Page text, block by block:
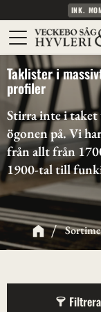
Meny
INK.
Taklister i
profiler
Stirra inte i taket
ögonen på. Vi
från allt från
1900-tal till
och svanhals.
på senare år
vi ändå på att ge
lite extra kärlek
Filtrera